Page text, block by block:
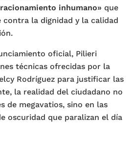
inhumano» que
la dignidad y la calidad
oficial, Pilieri
técnicas ofrecidas por la
Rodríguez para justificar las
la realidad del ciudadano no
de megavatios, sino en las
oscuridad que paralizan el día